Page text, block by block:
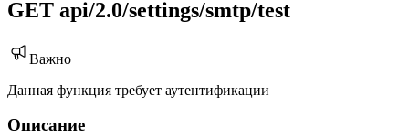
GET api/2.0/settings/smtp/test
Важно
Данная функция требует аутентификации
Описание